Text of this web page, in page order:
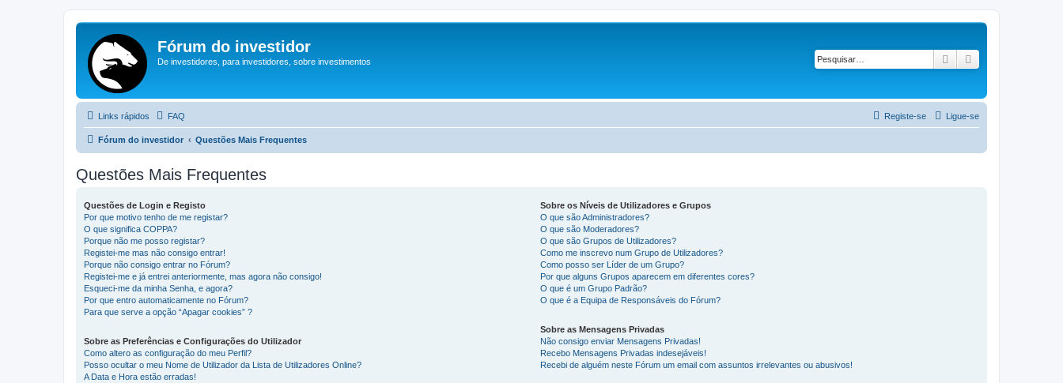
Fórum do investidor
De investidores, para investidores, sobre investimentos Pesquisar
Links rápidos FAQ Ligue-se
Registe-se
Fórum do investidor Questões Mais Frequentes
Questões Mais Frequentes
Questões de Login e Registo
Por que motivo tenho de me registar?
O que significa COPPA?
Porque não me posso registar?
Registei-me mas não consigo entrar!
Porque não consigo entrar no Fórum?
Registei-me e já entrei anteriormente, mas agora não consigo!
Esqueci-me da minha Senha, e agora?
Por que entro automaticamente no Fórum?
Para que serve a opção “Apagar cookies” ?
Sobre as Preferências e Configurações do Utilizador
Como altero as configuração do meu Perfil?
Posso ocultar o meu Nome de Utilizador da Lista de Utilizadores Online?
A Data e Hora estão erradas!
Sobre os Níveis de Utilizadores e Grupos
O que são Administradores?
O que são Moderadores?
O que são Grupos de Utilizadores?
Como me inscrevo num Grupo de Utilizadores?
Como posso ser Líder de um Grupo?
Por que alguns Grupos aparecem em diferentes cores?
O que é um Grupo Padrão?
O que é a Equipa de Responsáveis do Fórum?
Sobre as Mensagens Privadas
Não consigo enviar Mensagens Privadas!
Recebo Mensagens Privadas indesejáveis!
Recebi de alguém neste Fórum um email com assuntos irrelevantes ou abusivos!